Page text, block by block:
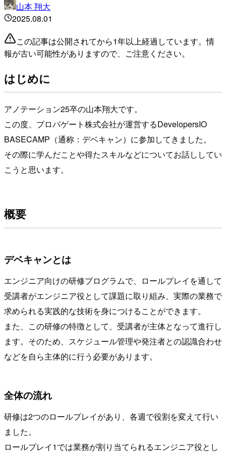
山本 翔大
2025.08.01
この記事は公開されてから1年以上経過しています。情
報が古い可能性がありますので、ご注意ください。
はじめに
アノテーション25卒の山本翔大です。
この度、プロパゲート株式会社が運営するDevelopersIO
BASECAMP（通称：デベキャン）に参加してきました。
その際に学んだことや得たスキルなどについてお話ししてい
こうと思います。
概要
デベキャンとは
エンジニア向けの研修プログラムで、ロールプレイを通して
受講者がエンジニア役として課題に取り組み、実際の業務で
求められる実践的な技術を身につけることができます。
また、この研修の特徴として、受講者が主体となって進行し
ます。そのため、スケジュール管理や発注者との認識合わせ
などを自ら主体的に行う必要があります。
全体の流れ
研修は2つのロールプレイがあり、各週で役割を変えて行い
ました。
ロールプレイ1では業務が割り当てられるエンジニア役とし